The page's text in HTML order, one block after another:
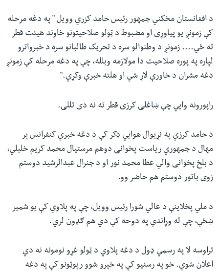
د افغانستان مخکني جمهور رئیس حامد کزري وویل " په دغه مرحله
کې زمونږ یو پیاوړی او مضبوط د ټولو صلاحیتونو خاوند هیئت قطر
ته ځي.... زمونږ د وطنوالو سره د تحریک طالبانو سره د خبرواترو
لپاره په پوره صلاحیت دا مولازمه وبلله، چې په دغه مرحله کې زمونږ
دغه مشران د خاورې لاړ شي او هلته خبرې وکړي."
راپورونه وايي چې ښاغلی کرزی قطر ته نه دی تللی.
د حامد کرزي په نړیوال هوايي ډګر کې د دغه خبري کنفرانس پر
مهال د جمهوري ریاست پخوانی دوهم مرستیال محمد کریم خلیلي،
د بلخ پخوانی والي عطا محمد نور او د جنرال عبدالرشید دوستم
زوی باتور دوستم هم حاضر وو.
د ملي پخلاینې د عالي شورا رئیس وویل، چې په پلاوي کې یو شمیر
ښځې، چې له وړاندې په دوحه کې دي هم ګډون لري.
تراوسه لا په رسمي ډول د دغه پلاوي د ټولو غړو نومونه نه دي
اعلان شوي. خو په رسنیو کې په خپرو شوو رپوټونو کې په دغه